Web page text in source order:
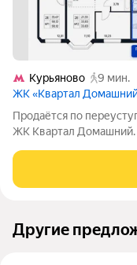
Курьяново
9 мин.
ЖК «Квартал
Продаётся по
ЖК Квартал Домашний.
набережная Москвы-
преимущество
Другие